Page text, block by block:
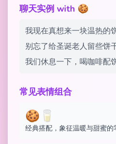
聊天实例 with 🍪
我现在真想来一块温热的
别忘了给圣诞老人留些饼
我们休息一下，喝咖啡配
常见表情组合
🍪🥛
经典搭配，象征温暖与甜蜜的